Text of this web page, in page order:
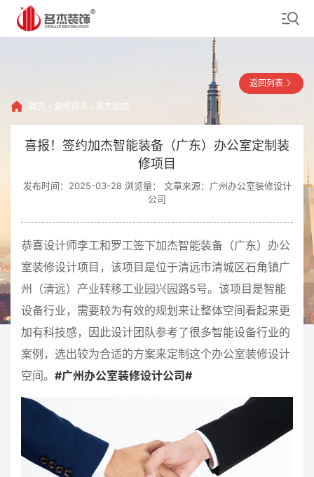
首页 » 装修资讯 » 名杰动态
返回列表
喜报！签约加杰智能装备（广东）办公室定制装
修项目
发布时间：2025-03-28 浏览量：
文章来源：广州办公室装修设计
公司
恭喜设计师李工和罗工签下加杰智能装备（广东）办公
室装修设计项目，该项目是位于清远市清城区石角镇广
州（清远）产业转移工业园兴园路5号。该项目是智能
设备行业，需要较为有效的规划来让整体空间看起来更
加有科技感，因此设计团队参考了很多智能设备行业的
案例，选出较为合适的方案来定制这个办公室装修设计
空间。 #广州办公室装修设计公司#